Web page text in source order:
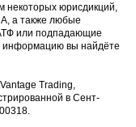
некоторых юрисдикций,
а также любые
или подпадающие
вы найдёте
Trading,
в Сент-